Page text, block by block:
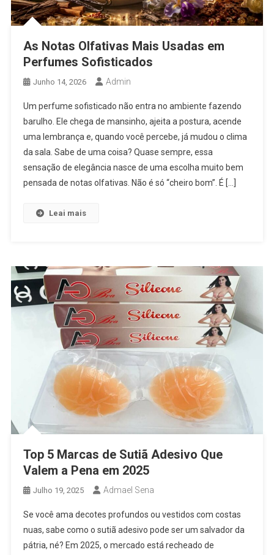
As Notas Olfativas Mais Usadas em
Perfumes Sofisticados
Junho 14, 2026 Admin
Um perfume sofisticado não entra no ambiente fazendo
barulho. Ele chega de mansinho, ajeita a postura, acende
uma lembrança e, quando você percebe, já mudou o clima
da sala. Sabe de uma coisa? Quase sempre, essa
sensação de elegância nasce de uma escolha muito bem
pensada de notas olfativas. Não é só “cheiro bom”. É […]
Leai mais
Top 5 Marcas de Sutiã Adesivo Que
Valem a Pena em 2025
Julho 19, 2025 Admael Sena
Se você ama decotes profundos ou vestidos com costas
nuas, sabe como o sutiã adesivo pode ser um salvador da
pátria, né? Em 2025, o mercado está recheado de